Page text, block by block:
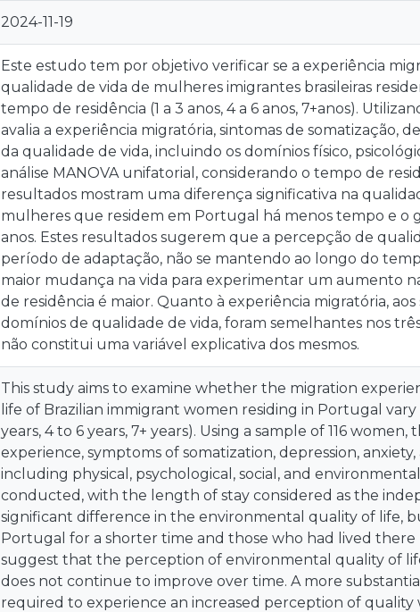
2024-11-19
Este estudo tem por objetivo verificar se a experiência
qualidade de vida de mulheres imigrantes brasileiras
tempo de residência (1 a 3 anos, 4 a 6 anos, 7+anos).
avalia a experiência migratória, sintomas de somatização,
da qualidade de vida, incluindo os domínios físico,
análise MANOVA unifatorial, considerando o tempo de
resultados mostram uma diferença significativa na
mulheres que residem em Portugal há menos tempo e o
anos. Estes resultados sugerem que a percepção de
período de adaptação, não se mantendo ao longo do
maior mudança na vida para experimentar um aumento
de residência é maior. Quanto à experiência migratória,
domínios de qualidade de vida, foram semelhantes nos
não constitui uma variável explicativa dos mesmos.
This study aims to examine whether the migration
life of Brazilian immigrant women residing in Portugal
years, 4 to 6 years, 7+ years). Using a sample of 116
experience, symptoms of somatization, depression,
including physical, psychological, social, and
conducted, with the length of stay considered as the
significant difference in the environmental quality of life,
Portugal for a shorter time and those who had lived there
suggest that the perception of environmental quality of
does not continue to improve over time. A more
required to experience an increased perception of